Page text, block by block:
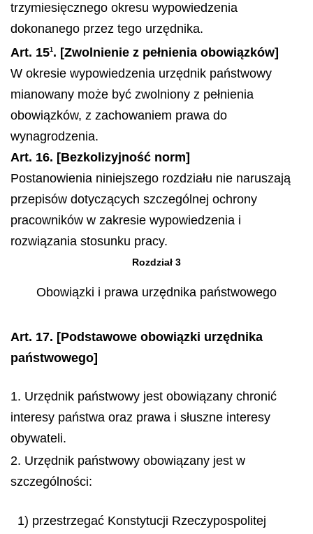
trzymiesięcznego okresu wypowiedzenia
dokonanego przez tego urzędnika.
Art. 151. [Zwolnienie z pełnienia obowiązków]
W okresie wypowiedzenia urzędnik państwowy
mianowany może być zwolniony z pełnienia
obowiązków, z zachowaniem prawa do
wynagrodzenia.
Art. 16. [Bezkolizyjność norm]
Postanowienia niniejszego rozdziału nie naruszają
przepisów dotyczących szczególnej ochrony
pracowników w zakresie wypowiedzenia i
rozwiązania stosunku pracy.
Rozdział 3
Obowiązki i prawa urzędnika państwowego
Art. 17. [Podstawowe obowiązki urzędnika
państwowego]
1. Urzędnik państwowy jest obowiązany chronić
interesy państwa oraz prawa i słuszne interesy
obywateli.
2. Urzędnik państwowy obowiązany jest w
szczególności:
1) przestrzegać Konstytucji Rzeczypospolitej